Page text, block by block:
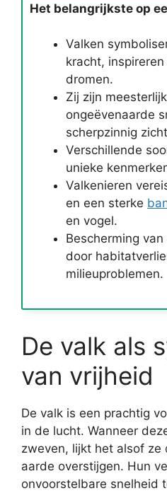
Het belangrijkste op
Valken
kracht,
dromen.
Zij zijn
ongeëvenaarde
scherpzinnig
Verschillende
unieke
Valkenieren
en een sterke
en vogel.
Bescherming
door
milieuproblemen.
De valk als
van vrijheid
De valk is een prachtig
in de lucht. Wanneer
zweven, lijkt het alsof ze
aarde overstijgen. Hun
onvoorstelbare snelheid